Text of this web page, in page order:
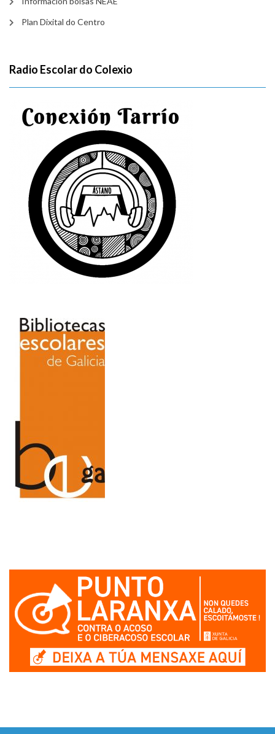
Plan Dixital do Centro
Radio Escolar do Colexio